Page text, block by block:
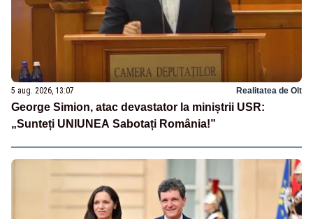
5 aug. 2026, 13:07 Realitatea de Olt
George Simion, atac devastator la miniștrii USR:
„Sunteți UNIUNEA Sabotați România!”